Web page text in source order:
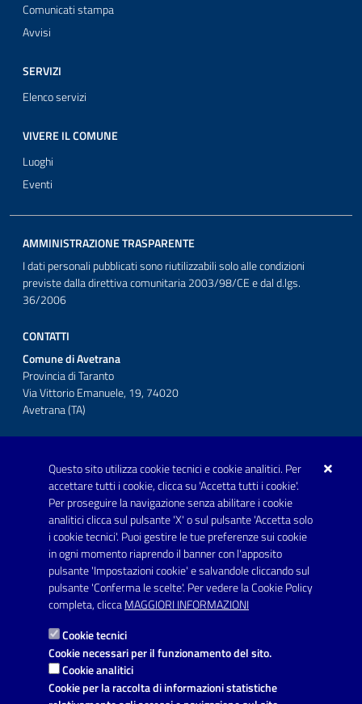
Questo sito utilizza cookie tecnici e cookie analitici. Per
accettare tutti i cookie, clicca su 'Accetta tutti i cookie'.
Per proseguire la navigazione senza abilitare i cookie
analitici clicca sul pulsante 'X' o sul pulsante 'Accetta solo
i cookie tecnici'. Puoi gestire le tue preferenze sui cookie
in ogni momento riaprendo il banner con l'apposito
pulsante 'Impostazioni cookie' e salvandole cliccando sul
pulsante 'Conferma le scelte'. Per vedere la Cookie Policy
completa, cliccaMAGGIORI INFORMAZIONI
Cookie tecnici
Cookie necessari per il funzionamento del sito.
Cookie analitici
Cookie per la raccolta di informazioni statistiche
Comunicati stampa
Avvisi
SERVIZI
Elenco servizi
VIVERE IL COMUNE
Luoghi
Eventi
AMMINISTRAZIONE TRASPARENTE
I dati personali pubblicati sono riutilizzabili solo alle condizioni
previste dalla direttiva comunitaria 2003/98/CE e dal d.lgs.
36/2006
CONTATTI
Comune di Avetrana
Provincia di Taranto
Via Vittorio Emanuele, 19, 74020
Avetrana (TA)
Telefono: 0999707766
Fax: 0999704336
Posta Elettronica Certificata:
prot.comune.avetrana@pec.rupar.puglia.it
Link utili
Informativa privacy
Dichiarazione di accessibilità
Note legali